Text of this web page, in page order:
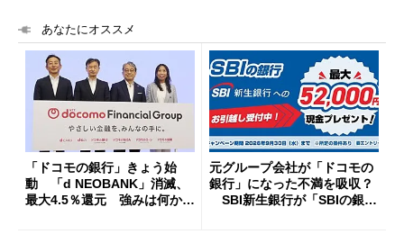
あなたにオススメ
「ドコモの銀行」きょう始
動 「d NEOBANK」消滅、
最大4.5％還元 強みは何か解
元グループ会社が「ドコモの
銀行」になった不満を吸収？
SBI新生銀行が「SBIの銀